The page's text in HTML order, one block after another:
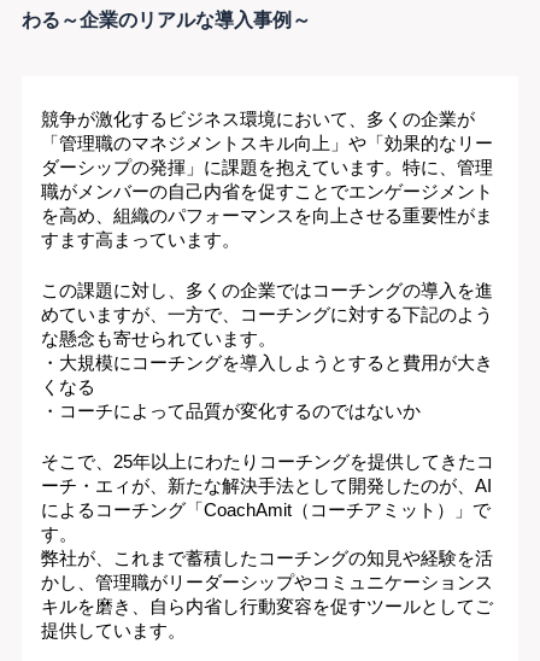
わる～企業のリアルな導入事例～
競争が激化するビジネス環境において、多くの企業が
「管理職のマネジメントスキル向上」や「効果的なリー
ダーシップの発揮」に課題を抱えています。特に、管理
職がメンバーの自己内省を促すことでエンゲージメント
を高め、組織のパフォーマンスを向上させる重要性がま
すます高まっています。
この課題に対し、多くの企業ではコーチングの導入を進
めていますが、一方で、コーチングに対する下記のよう
な懸念も寄せられています。
・大規模にコーチングを導入しようとすると費用が大き
くなる
・コーチによって品質が変化するのではないか
そこで、25年以上にわたりコーチングを提供してきたコ
ーチ・エィが、新たな解決手法として開発したのが、AI
によるコーチング「CoachAmit（コーチアミット）」で
す。
弊社が、これまで蓄積したコーチングの知見や経験を活
かし、管理職がリーダーシップやコミュニケーションス
キルを磨き、自ら内省し行動変容を促すツールとしてご
提供しています。